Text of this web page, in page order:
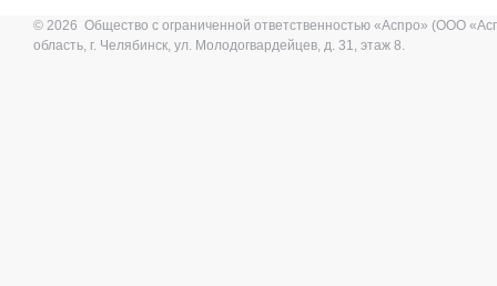
© 2026 Общество с ограниченной ответственностью «Аспро» (ООО
область, г. Челябинск, ул. Молодогвардейцев, д. 31, этаж 8.